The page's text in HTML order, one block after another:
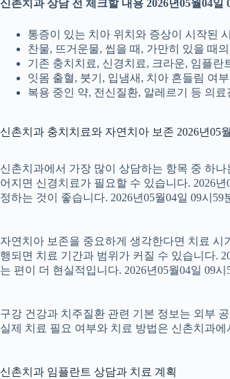
신촌치과 상담 전 체크할 내용 2026년05월04일
통증이 있는 치아 위치와 증상이 시작된
찬물, 뜨거운물, 씹을 때, 가만히 있을 때
기존 충치치료, 신경치료, 크라운, 임플란
잇몸 출혈, 붓기, 입냄새, 치아 흔들림 여부
복용 중인 약, 전신질환, 알레르기 등 의
신촌치과 충치치료와 자연치아 보존 2026년05
신촌치과에서 가장 많이 상담하는 항목 중 하
어지면 신경치료가 필요할 수 있습니다. 2026
정하는 것이 좋습니다. 2026년05월04일 09시59
자연치아 보존을 중요하게 생각한다면 치료 시
행되면 치료 기간과 범위가 커질 수 있습니다.
는 편이 더 현실적입니다. 2026년05월04일 09시
구강 건강과 치주질환 관련 기본 정보는 외부
실제 치료 필요 여부와 치료 방법은 신촌치과
신촌치과 임플란트 상담과 치료 계획